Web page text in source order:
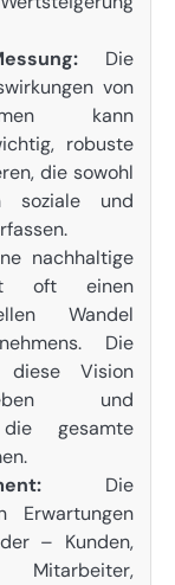
Die
von
kann
robuste
die sowohl
soziale und
nachhaltige
oft einen
Wandel
Die
diese Vision
und
gesamte
Die
Erwartungen
– Kunden,